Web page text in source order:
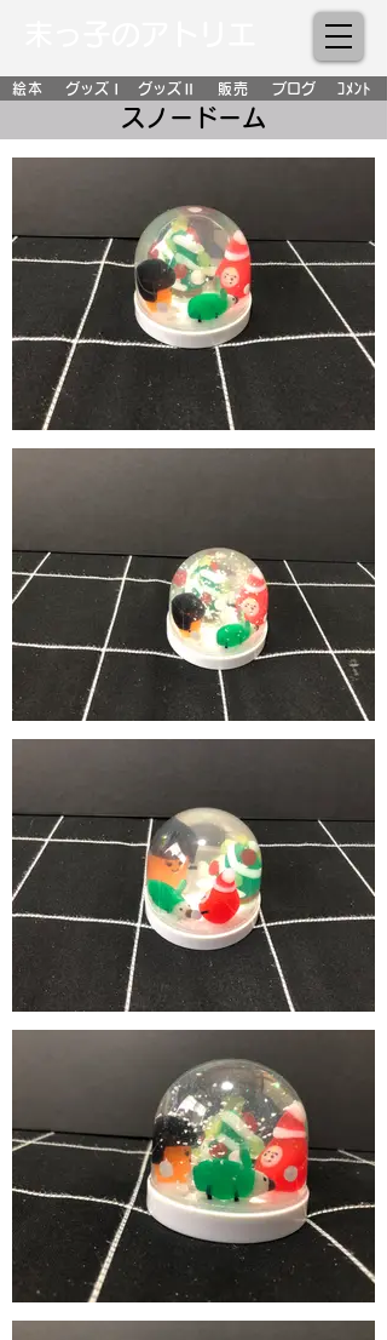
絵本 グッズⅠ グッズⅡ 販売 ブログ ｺﾒﾝﾄ
スノードーム